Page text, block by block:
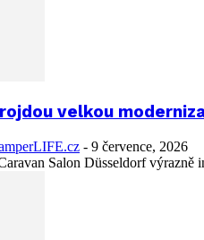
velkou
- 9 července, 2026
Salon Düsseldorf